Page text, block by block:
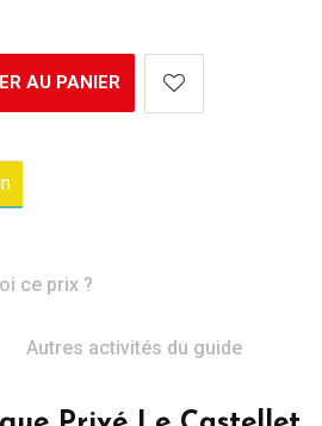
AU PANIER
ce prix ?
Autres activités du guide